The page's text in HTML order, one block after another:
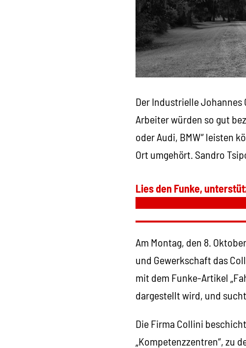
Der Industrielle
Arbeiter würden so gut
oder Audi, BMW“ leisten
Ort umgehört. Sandro
Lies den Funke,
Am Montag, den 8.
und Gewerkschaft das
mit dem Funke-Artikel
dargestellt wird, und
Die Firma Collini
„Kompetenzzentren“, zu